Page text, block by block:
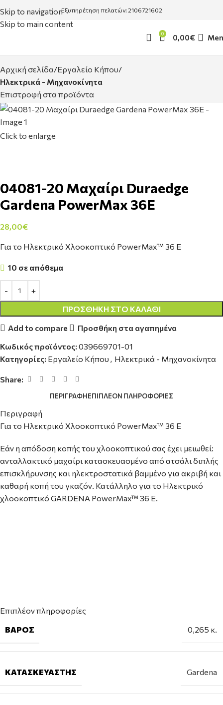
Skip to navigation
Skip to main content
Εξυπηρέτηση πελατών: 2106721602
0 0,00€
Αρχική σελίδα Εργαλείο Κήπου
Ηλεκτρικά - Μηχανοκίνητα
Επιστροφή στα προϊόντα
Click to enlarge
04081-20 Μαχαίρι Duraedge
Gardena PowerMax 36E
28,00€
Για το Ηλεκτρικό Χλοοκοπτικό PowerMax™ 36 E
10 σε απόθεμα
ΠΡΟΣΘΉΚΗ ΣΤΟ ΚΑΛΆΘΙ
Add to compare
Προσθήκη στα αγαπημένα
Κωδικός προϊόντος: 039669701-01
Κατηγορίες: Εργαλείο Κήπου , Ηλεκτρικά - Μηχανοκίνητα
Share:
ΠΕΡΙΓΡΑΦΉΕΠΙΠΛΈΟΝ ΠΛΗΡΟΦΟΡΊΕΣ
Περιγραφή
Για το Ηλεκτρικό Χλοοκοπτικό PowerMax™ 36 E
Εάν η απόδοση κοπής του χλοοκοπτικού σας έχει μειωθεί:
ανταλλακτικό μαχαίρι κατασκευασμένο από ατσάλι διπλής
επισκλήρυνσης και ηλεκτροστατικά βαμμένο για ακριβή και
καθαρή κοπή του γκαζόν. Κατάλληλο για το Ηλεκτρικό
χλοοκοπτικό GARDENA PowerMax™ 36 E.
Επιπλέον πληροφορίες
ΒΆΡΟΣ
0,265 κ.
ΚΑΤΑΣΚΕΥΑΣΤΉΣ Gardena